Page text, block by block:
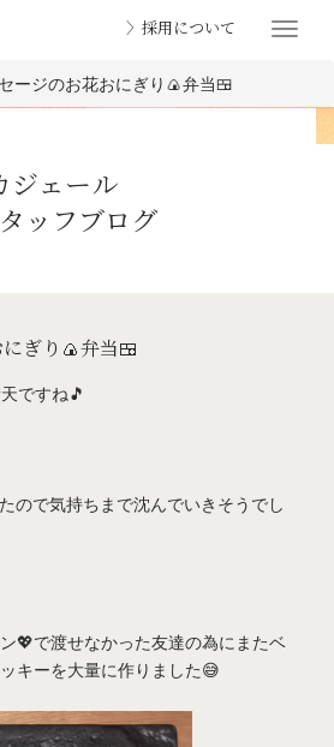
Toggle
〉採用について
ージのお花おにぎり🍙弁当🍱
ジェール
ッフブログ
ぎり🍙弁当🍱
ですね🎵
ので気持ちまで沈んでいきそうでし
💖で渡せなかった友達の為にまたベ
キーを大量に作りました😅